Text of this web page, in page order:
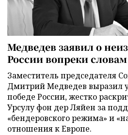
Медведев заявил о
России вопреки
Заместитель председателя
Дмитрий Медведев выразил
победе России, жестко
Урсулу фон дер Ляйен за
«бендеровского режима» и
отношения к Европе.